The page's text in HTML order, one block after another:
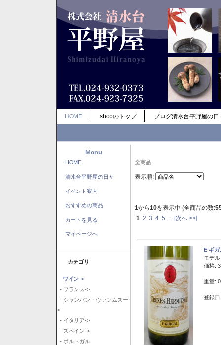
HOME shopのトップ ブログ清水台平野屋の日
Menu
HOME
清水台平野屋の日々
イベント案内
おすすめの商品
カートを見る
マイページへ
カテゴリ
ワイン->
- フランス->
- シャンパン・ヴァンムスー-
>
- イタリア->
- スペイン->
- ポルトガル
全商品
表示順:
1から10を表示中 (全商品の数:
1 2 3 4 5 [次へ >>]
E ギ
モデル:
価格:
重量:
登録